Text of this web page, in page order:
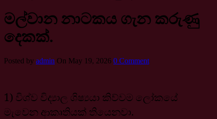
මල්වාන නාටකය ගැන කරුණු
දෙකක්.
Posted by admin On May 19, 2026 0 Comment
1) විශ්ව විද්‍යාල ශිෂ්‍යයා කිව්වම ලෝකයේ
මැවෙන ආකෘතියක් තියෙනවා.